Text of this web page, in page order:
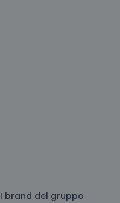
I brand del gruppo